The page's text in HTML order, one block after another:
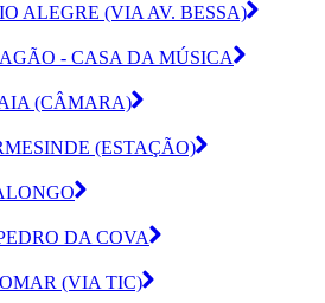
ALEGRE (VIA AV. BESSA)
- CASA DA MÚSICA
(CÂMARA)
(ESTAÇÃO)
DA COVA
(VIA TIC)